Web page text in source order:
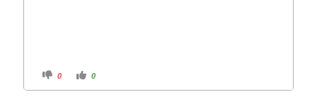
C
i
0
C
i
0